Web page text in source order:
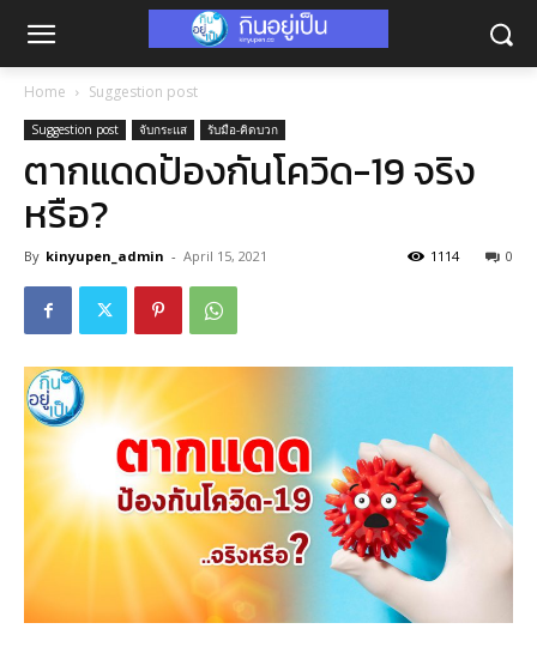
Home Suggestion post
Suggestion post จับกระแส รับมือ-คิดบวก
ตากแดดป้องกันโควิด-19 จริง
หรือ?
By kinyupen_admin - April 15, 2021 0
1114